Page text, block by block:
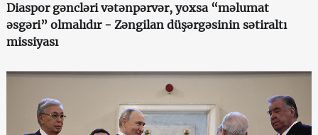
Diaspor gəncləri vətənpərvər, yoxsa “məlumat
əsgəri” olmalıdır - Zəngilan düşərgəsinin sətiraltı
missiyası